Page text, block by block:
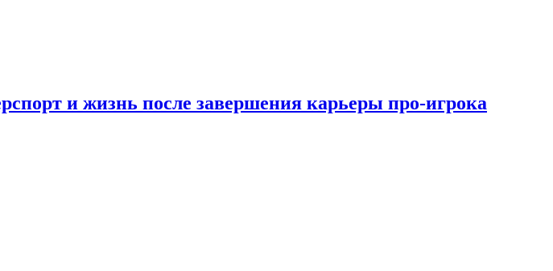
и жизнь после завершения карьеры про-игрока